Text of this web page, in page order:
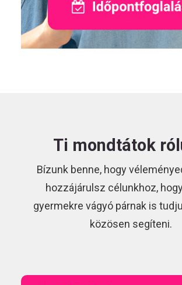
Ti mondtátok
Bízunk benne, hogy
hozzájárulsz célunkhoz,
gyermekre vágyó párnak is
közösen segíteni.